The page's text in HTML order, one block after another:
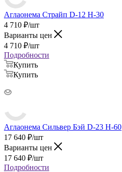
Аглаонема Страйп D-12 H-30
4 710 ₽/шт
Варианты цен
4 710 ₽/шт
Подробности
Купить
Купить
Аглаонема Сильвер Бэй D-23 H-60
17 640 ₽/шт
Варианты цен
17 640 ₽/шт
Подробности